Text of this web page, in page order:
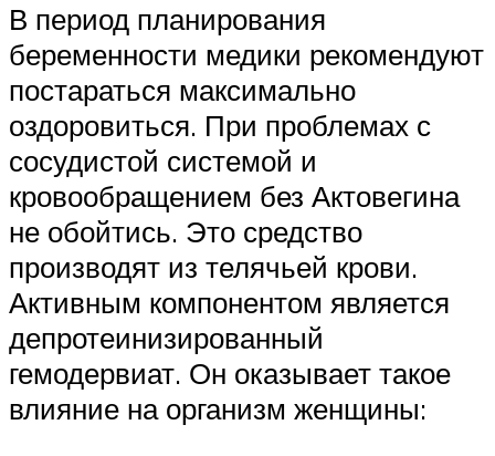
В период планирования
беременности медики рекомендуют
постараться максимально
оздоровиться. При проблемах с
сосудистой системой и
кровообращением без Актовегина
не обойтись. Это средство
производят из телячьей крови.
Активным компонентом является
депротеинизированный
гемодервиат. Он оказывает такое
влияние на организм женщины: